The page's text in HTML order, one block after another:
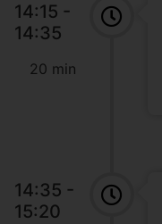
14:15 -
14:35
20 min
14:35 -
15:20